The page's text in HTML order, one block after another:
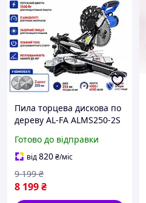
Пила торцева дискова по
дереву AL-FA ALMS250-2S
для різання алюмінію та
дерева для будівництва
та ремонту
Готово до відправки
від820₴/міс
8 199₴
9 199 ₴